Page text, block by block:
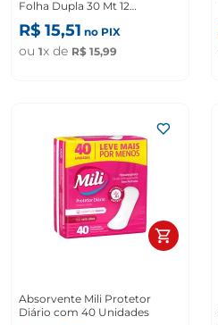
Folha Dupla 30 Mt 12
Unidades
R$ 15,51 no PIX
ou 1x de R$ 15,99
Absorvente Mili Protetor
Diário com 40 Unidades